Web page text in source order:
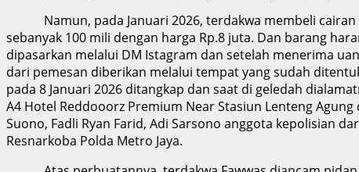
Namun, pada Januari 2026, terdakwa membeli cairan
sebanyak 100 mili dengan harga Rp.8 juta. Dan barang
dipasarkan melalui DM Istagram dan setelah menerima
dari pemesan diberikan melalui tempat yang sudah
pada 8 Januari 2026 ditangkap dan saat di geledah
A4 Hotel Reddooorz Premium Near Stasiun Lenteng
Suono, Fadli Ryan Farid, Adi Sarsono anggota kepolisian
Resnarkoba Polda Metro Jaya.